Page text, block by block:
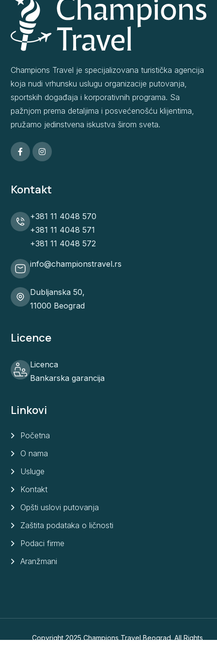
Champions Travel je specijalizovana turistička agencija
koja nudi vrhunsku uslugu organizacije putovanja,
sportskih događaja i korporativnih programa. Sa
pažnjom prema detaljima i posvećenošću klijentima,
pružamo jedinstvena iskustva širom sveta.
Kontakt
+381 11 4048 570
+381 11 4048 571
+381 11 4048 572
info@championstravel.rs
Dubljanska 50,
11000 Beograd
Licence
Licenca
Bankarska garancija
Linkovi
Početna
O nama
Usluge
Kontakt
Opšti uslovi putovanja
Zaštita podataka o ličnosti
Podaci firme
Aranžmani
Copyright 2025 Champions Travel Beograd. All Rights